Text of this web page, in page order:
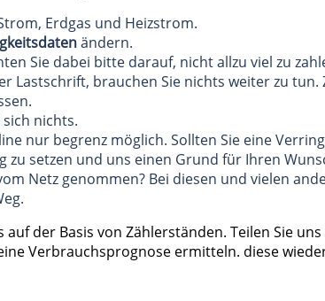
Erdgas und Heizstrom.
ändern.
Sie dabei bitte darauf, nicht allzu viel zu
Lastschrift, brauchen Sie nichts weiter zu
nichts.
nur begrenz möglich. Sollten Sie eine
setzen und uns einen Grund für Ihren
Netz genommen? Bei diesen und vielen
der Basis von Zählerständen. Teilen Sie
Verbrauchsprognose ermitteln. diese